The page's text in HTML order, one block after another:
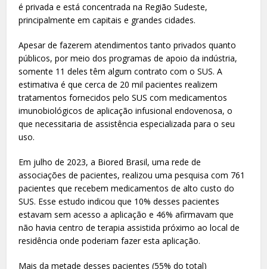
é privada e está concentrada na Região Sudeste,
principalmente em capitais e grandes cidades.
Apesar de fazerem atendimentos tanto privados quanto
públicos, por meio dos programas de apoio da indústria,
somente 11 deles têm algum contrato com o SUS. A
estimativa é que cerca de 20 mil pacientes realizem
tratamentos fornecidos pelo SUS com medicamentos
imunobiológicos de aplicação infusional endovenosa, o
que necessitaria de assistência especializada para o seu
uso.
Em julho de 2023, a Biored Brasil, uma rede de
associações de pacientes, realizou uma pesquisa com 761
pacientes que recebem medicamentos de alto custo do
SUS. Esse estudo indicou que 10% desses pacientes
estavam sem acesso a aplicação e 46% afirmavam que
não havia centro de terapia assistida próximo ao local de
residência onde poderiam fazer esta aplicação.
Mais da metade desses pacientes (55% do total)